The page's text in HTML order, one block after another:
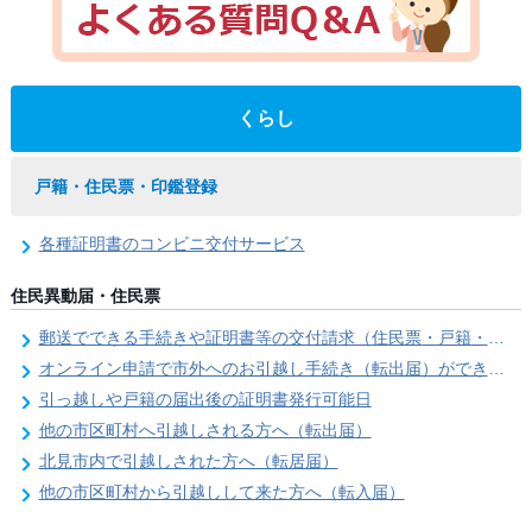
くらし
戸籍・住民票・印鑑登録
各種証明書のコンビニ交付サービス
住民異動届・住民票
郵送でできる手続きや証明書等の交付請求（住民票・戸籍・国民年金関係）
オンライン申請で市外へのお引越し手続き（転出届）ができます
引っ越しや戸籍の届出後の証明書発行可能日
他の市区町村へ引越しされる方へ（転出届）
北見市内で引越しされた方へ（転居届）
他の市区町村から引越しして来た方へ（転入届）